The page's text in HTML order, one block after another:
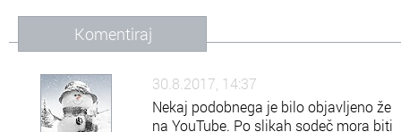
Komentiraj
30.8.2017, 14:37
Nekaj podobnega je bilo objavljeno že
na YouTube. Po slikah sodeč mora biti